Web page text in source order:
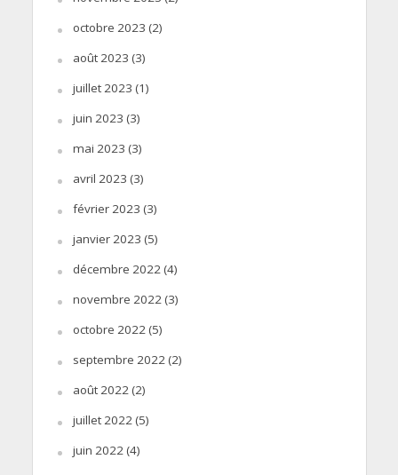
octobre 2023 (2)
août 2023 (3)
juillet 2023 (1)
juin 2023 (3)
mai 2023 (3)
avril 2023 (3)
février 2023 (3)
janvier 2023 (5)
décembre 2022(4)
novembre 2022(3)
octobre 2022(5)
septembre 2022(2)
août 2022(2)
juillet 2022(5)
juin 2022(4)